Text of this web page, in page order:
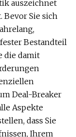
auszeichnet
Bevor Sie sich
Bestandteil
die damit
Deal-Breaker
Aspekte
dass Sie
Ihrem